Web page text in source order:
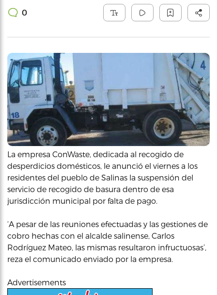
0
La empresa ConWaste, dedicada al recogido de
desperdicios domésticos, le anunció el viernes a los
residentes del pueblo de Salinas la suspensión del
servicio de recogido de basura dentro de esa
jurisdicción municipal por falta de pago.
‘A pesar de las reuniones efectuadas y las gestiones de
cobro hechas con el alcalde salinense, Carlos
Rodríguez Mateo, las mismas resultaron infructuosas’,
reza el comunicado enviado por la empresa.
Advertisements